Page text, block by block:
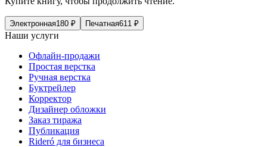
Электронная180 ₽ Печатная611 ₽
Наши услуги
Офлайн-продажи
Простая верстка
Ручная верстка
Буктрейлер
Корректор
Дизайнер обложки
Заказ тиража
Публикация
Rideró для бизнеса